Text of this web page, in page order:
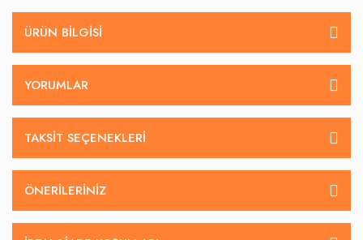
ÜRÜN BILGISI
YORUMLAR
TAKSIT SEÇENEKLERI
ÖNERILERINIZ